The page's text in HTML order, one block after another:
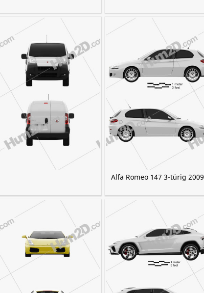
Alfa Romeo 147 3-türig 2009